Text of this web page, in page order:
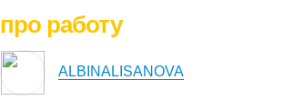
про работу
ALBINALISANOVA